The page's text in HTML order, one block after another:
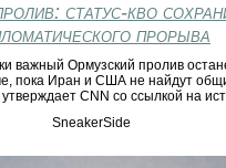
статус-кво
прорыва
важный Ормузский пролив
пока Иран и США не найдут
CNN со ссылкой на
SneakerSide